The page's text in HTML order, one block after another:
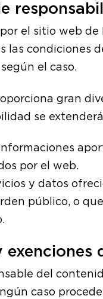
el sitio web
las
el caso.
gran
se
por el web.
y datos
público, o
exenciones
del
caso